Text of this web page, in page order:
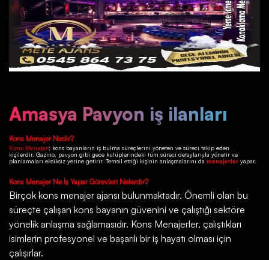
Amasya Pavyon iş ilanları
Kons Menajer Nedir?
Kons Menajeri; kons bayanların iş bulma süreçlerini yöneten ve süreci takip eden
kişilerdir. Gazino, pavyon gibi gece kulüplerindeki tüm süreci detaylarıyla yönetir ve
planlamaları eksiksiz yerine getirir. Temsil ettiği kişinin anlaşmalarını da menajerler yapar.
Kons Menajer Ne İş Yapar Görevleri Nelerdir?
Birçok kons menajer ajansı bulunmaktadır. Önemli olan bu
süreçte çalışan kons bayanın güvenini ve çalıştığı sektöre
yönelik anlaşma sağlamasıdır. Kons Menajerler, çalıştıkları
isimlerin profesyonel ve başarılı bir iş hayatı olması için
çalışırlar.